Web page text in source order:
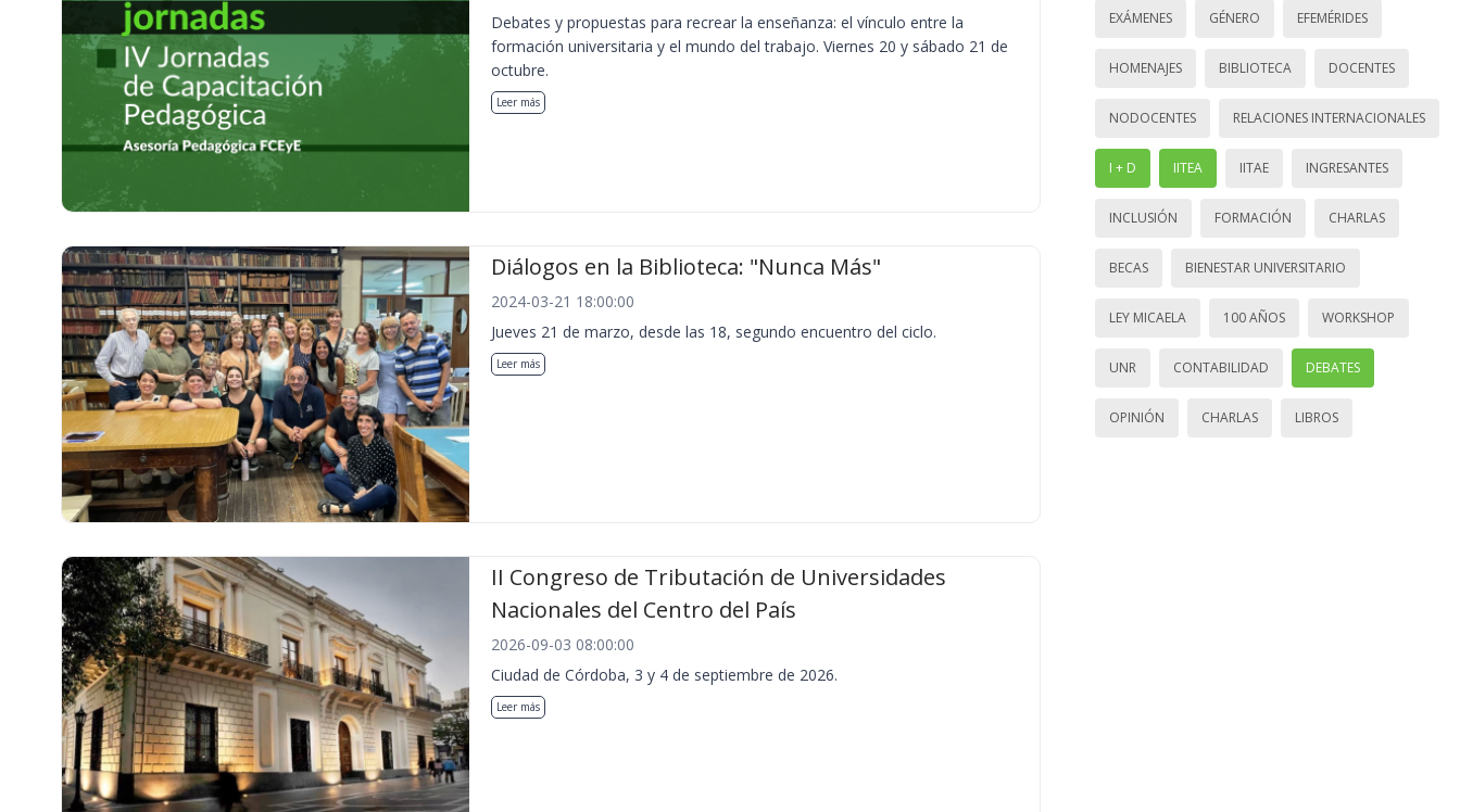
Debates y propuestas para recrear la enseñanza: el vínculo entre la
formación universitaria y el mundo del trabajo. Viernes 20 y sábado 21 de
octubre.
Leer más
Diálogos en la Biblioteca: "Nunca Más"
2024-03-21 18:00:00
Jueves 21 de marzo, desde las 18, segundo encuentro del ciclo.
Leer más
II Congreso de Tributación de Universidades
Nacionales del Centro del País
2026-09-03 08:00:00
Ciudad de Córdoba, 3 y 4 de septiembre de 2026.
Leer más
EXÁMENES GÉNERO EFEMÉRIDES
HOMENAJES BIBLIOTECA DOCENTES
NODOCENTES RELACIONES INTERNACIONALES
I + D IITEA IITAE INGRESANTES
INCLUSIÓN FORMACIÓN CHARLAS
BECAS BIENESTAR UNIVERSITARIO
LEY MICAELA 100 AÑOS WORKSHOP
UNR CONTABILIDAD DEBATES
OPINIÓN CHARLAS LIBROS